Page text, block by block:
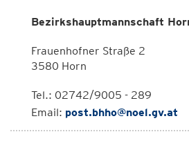
Bezirkshauptmannschaft
Frauenhofner Straße 2
3580 Horn
Tel.: 02742/9005 - 289
Email: post.bhho@noel.gv.at